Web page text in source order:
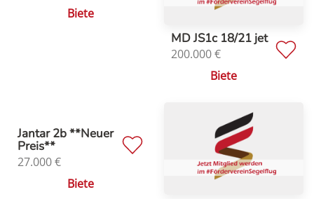
Biete
MD JS1c 18/21 jet
200.000€
Biete
Jantar 2b **Neuer
Preis**
27.000€
Biete